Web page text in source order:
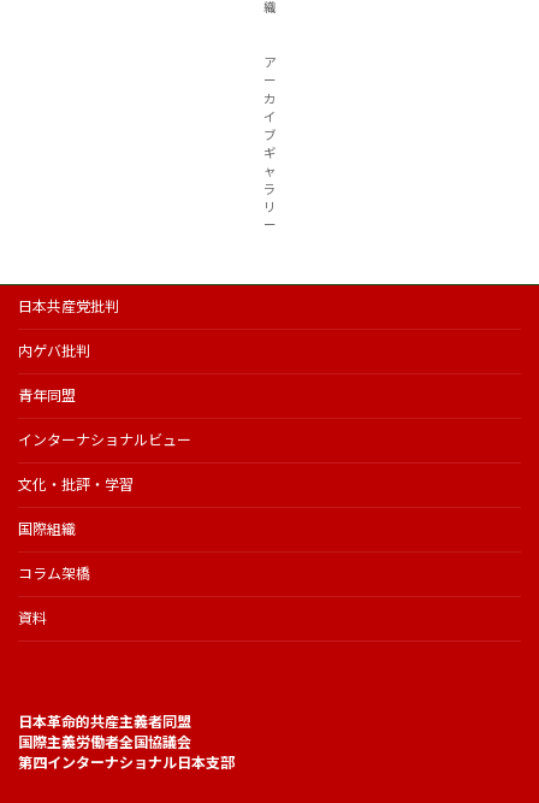
織
ア
ー
カ
イ
ブ
ギ
ャ
ラ
リ
ー
日本共産党批判
内ゲバ批判
青年同盟
インターナショナルビュー
文化・批評・学習
国際組織
コラム架橋
資料
日本革命的共産主義者同盟
国際主義労働者全国協議会
第四インターナショナル日本支部